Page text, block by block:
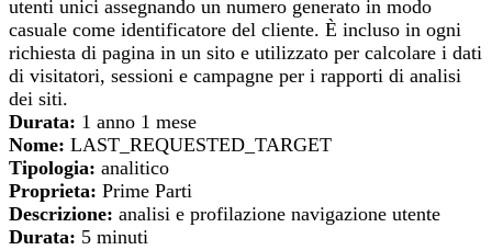
utenti unici assegnando un numero generato in modo
casuale come identificatore del cliente. È incluso in ogni
richiesta di pagina in un sito e utilizzato per calcolare i dati
di visitatori, sessioni e campagne per i rapporti di analisi
dei siti.
Durata: 1 anno 1 mese
Nome: LAST_REQUESTED_TARGET
Tipologia: analitico
Proprieta: Prime Parti
Descrizione: analisi e profilazione navigazione utente
Durata: 5 minuti